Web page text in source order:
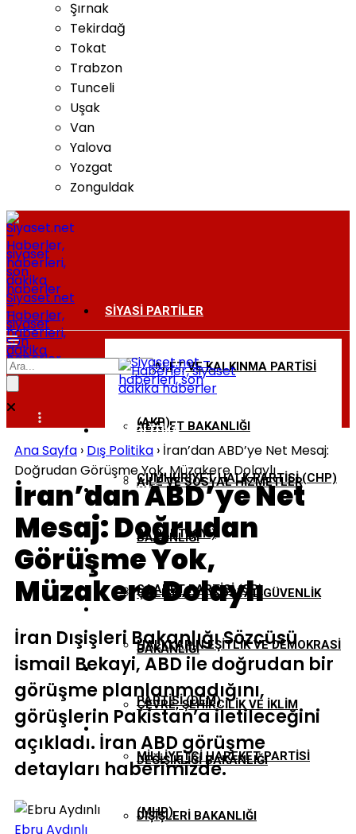
Şırnak
Tekirdağ
Tokat
Trabzon
Tunceli
Uşak
Van
Yalova
Yozgat
Zonguldak
Siyaset.net
–
Haberler,
siyaset
haberleri,
son
dakika
haberler
SIYASI PARTILER
ADALET VE KALKINMA PARTISI
(AKP)
CUMHURIYET HALK PARTISI (CHP)
İYI PARTI (İYİ)
SAADET PARTISI (SP)
HALKLARIN EŞITLIK VE DEMOKRASI
PARTISI (DEM)
MILLIYETÇI HAREKET PARTISI
(MHP)
BAKANLIKLAR
ADALET BAKANLIĞI
AILE VE SOSYAL HIZMETLER
BAKANLIĞI
ÇALIŞMA VE SOSYAL GÜVENLIK
BAKANLIĞI
ÇEVRE, ŞEHIRCILIK VE İKLIM
DEĞIŞIKLIĞI BAKANLIĞI
DIŞIŞLERI BAKANLIĞI
DIŞ POLITIKA
EKONOMI
GÜNDEM
YEREL YÖNETIMLER
Ana Sayfa › Dış Politika › İran’dan ABD’ye Net Mesaj:
Doğrudan Görüşme Yok, Müzakere Dolaylı
İran’dan ABD’ye Net
Mesaj: Doğrudan
Görüşme Yok,
Müzakere Dolaylı
İran Dışişleri Bakanlığı Sözcüsü
İsmail Bekayi, ABD ile doğrudan bir
görüşme planlanmadığını,
görüşlerin Pakistan’a iletileceğini
açıkladı. İran ABD görüşme
detayları haberimizde.
Ebru Aydınlı